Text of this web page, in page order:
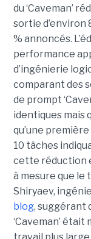
du ‘Caveman’
sortie d’environ
% annoncés.
performance
d’ingénierie
comparant des
de prompt
identiques mais
qu’une
10 tâches
cette réduction
à mesure que le
Shiryaev,
blog, suggérant
‘Caveman’